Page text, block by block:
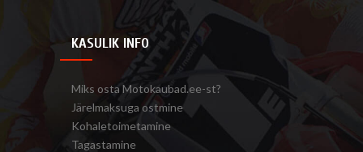
KASULIK INFO
Miks osta Motokaubad.ee-st?
Järelmaksuga ostmine
Kohaletoimetamine
Tagastamine